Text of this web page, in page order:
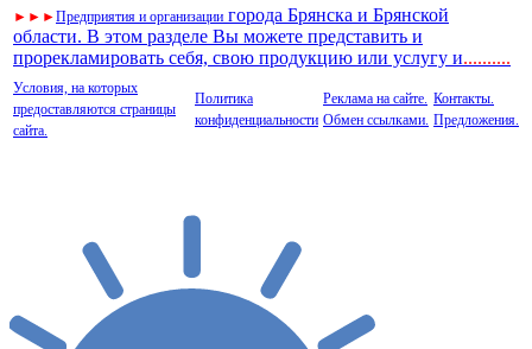
► ► ►Предприятия и организации города Брянска и Брянской
области. В этом разделе Вы можете представить и
прорекламировать себя, свою продукцию или услугу и..........
Условия, на которых
предоставляются страницы
сайта.
Политика
конфиденциальности
Реклама на сайте.
Обмен ссылками.
Контакты.
Предложения.